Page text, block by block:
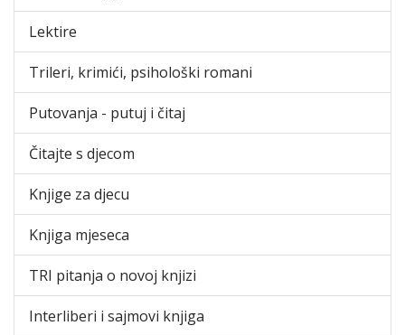
Lektire
Trileri, krimići, psihološki romani
Putovanja - putuj i čitaj
Čitajte s djecom
Knjige za djecu
Knjiga mjeseca
TRI pitanja o novoj knjizi
Interliberi i sajmovi knjiga